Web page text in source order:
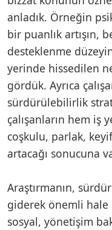
anladık. Örneğin
bir puanlık artışın,
desteklenme
yerinde hissedilen
gördük. Ayrıca
sürdürülebilirlik
çalışanların hem iş
coşkulu, parlak,
artacağı sonucuna
Araştırmanın,
giderek önemli hale
sosyal, yönetişim